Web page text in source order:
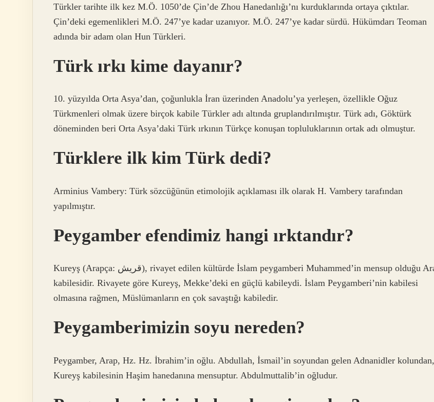
Türkler tarihte ilk kez M.Ö. 1050’de Çin’de Zhou Hanedanlığı’nı kurduklarında ortaya çıktılar.
Çin’deki egemenlikleri M.Ö. 247’ye kadar uzanıyor. M.Ö. 247’ye kadar sürdü. Hükümdarı Teoman
adında bir adam olan Hun Türkleri.
Türk ırkı kime dayanır?
10. yüzyılda Orta Asya’dan, çoğunlukla İran üzerinden Anadolu’ya yerleşen, özellikle Oğuz
Türkmenleri olmak üzere birçok kabile Türkler adı altında gruplandırılmıştır. Türk adı, Göktürk
döneminden beri Orta Asya’daki Türk ırkının Türkçe konuşan topluluklarının ortak adı olmuştur.
Türklere ilk kim Türk dedi?
Arminius Vambery: Türk sözcüğünün etimolojik açıklaması ilk olarak H. Vambery tarafından
yapılmıştır.
Peygamber efendimiz hangi ırktandır?
Kureyş (Arapça: قريش), rivayet edilen kültürde İslam peygamberi Muhammed’in mensup olduğu Arap
kabilesidir. Rivayete göre Kureyş, Mekke’deki en güçlü kabileydi. İslam Peygamberi’nin kabilesi
olmasına rağmen, Müslümanların en çok savaştığı kabiledir.
Peygamberimizin soyu nereden?
Peygamber, Arap, Hz. Hz. İbrahim’in oğlu. Abdullah, İsmail’in soyundan gelen Adnanidler kolundan,
Kureyş kabilesinin Haşim hanedanına mensuptur. Abdulmuttalib’in oğludur.